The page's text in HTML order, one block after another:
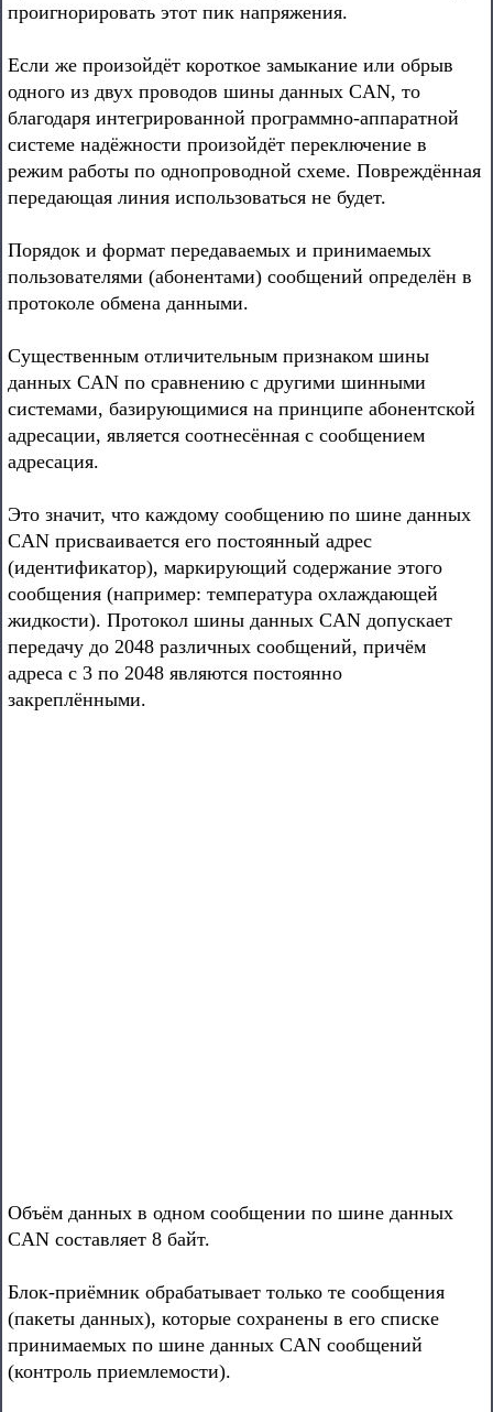
проигнорировать этот пик напряжения.
Если же произойдёт короткое замыкание или обрыв
одного из двух проводов шины данных CAN, то
благодаря интегрированной программно-аппаратной
системе надёжности произойдёт переключение в
режим работы по однопроводной схеме. Повреждённая
передающая линия использоваться не будет.
Порядок и формат передаваемых и принимаемых
пользователями (абонентами) сообщений определён в
протоколе обмена данными.
Существенным отличительным признаком шины
данных CAN по сравнению с другими шинными
системами, базирующимися на принципе абонентской
адресации, является соотнесённая с сообщением
адресация.
Это значит, что каждому сообщению по шине данных
CAN присваивается его постоянный адрес
(идентификатор), маркирующий содержание этого
сообщения (например: температура охлаждающей
жидкости). Протокол шины данных CAN допускает
передачу до 2048 различных сообщений, причём
адреса с 3 по 2048 являются постоянно
закреплёнными.
Объём данных в одном сообщении по шине данных
CAN составляет 8 байт.
Блок-приёмник обрабатывает только те сообщения
(пакеты данных), которые сохранены в его списке
принимаемых по шине данных CAN сообщений
(контроль приемлемости).